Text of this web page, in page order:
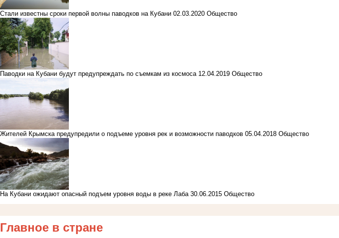
Стали известны сроки первой волны паводков на Кубани 02.03.2020 Общество
Паводки на Кубани будут предупреждать по съемкам из космоса 12.04.2019 Общество
Жителей Крымска предупредили о подъеме уровня рек и возможности паводков 05.04.2018 Общество
На Кубани ожидают опасный подъем уровня воды в реке Лаба 30.06.2015 Общество
Главное в стране